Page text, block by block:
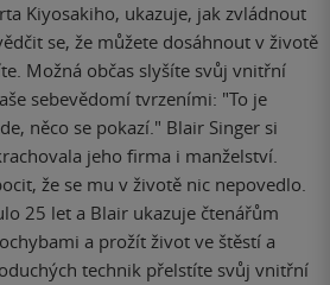
Kiyosakiho, ukazuje, jak zvládnout
se, že můžete dosáhnout v životě
Možná občas slyšíte svůj vnitřní
sebevědomí tvrzeními: "To je
něco se pokazí." Blair Singer si
jeho firma i manželství.
že se mu v životě nic nepovedlo.
25 let a Blair ukazuje čtenářům
a prožít život ve štěstí a
technik přelstíte svůj vnitřní